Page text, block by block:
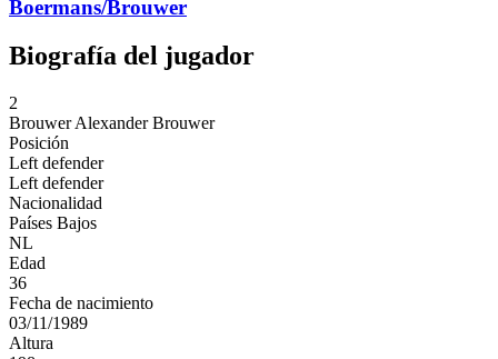
Boermans/Brouwer
Biografía del jugador
2
Brouwer Alexander Brouwer
Posición
Left defender
Left defender
Nacionalidad
Países Bajos
NL
Edad
36
Fecha de nacimiento
03/11/1989
Altura